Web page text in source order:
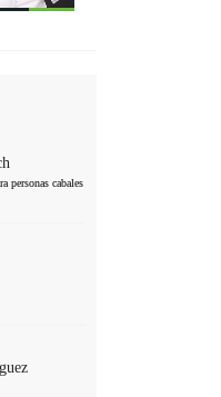
personas cabales